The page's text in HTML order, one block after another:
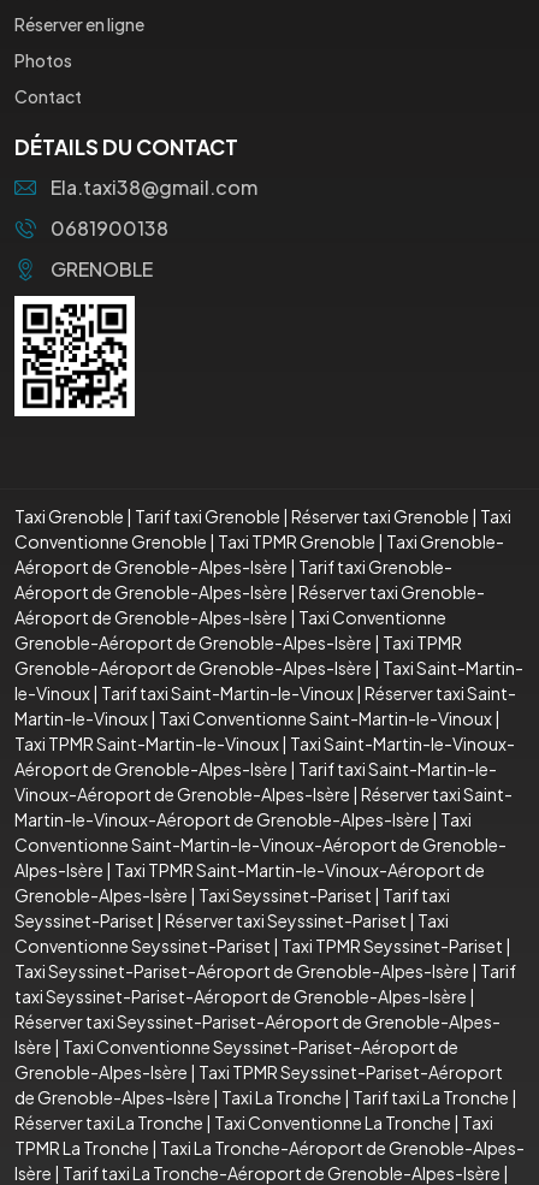
Réserver en ligne
Photos
Contact
DÉTAILS DU CONTACT
Ela.taxi38@gmail.com
0681900138
GRENOBLE
Taxi Grenoble | Tarif taxi Grenoble | Réserver taxi Grenoble | Taxi
Conventionne Grenoble | Taxi TPMR Grenoble | Taxi Grenoble-
Aéroport de Grenoble-Alpes-Isère | Tarif taxi Grenoble-
Aéroport de Grenoble-Alpes-Isère | Réserver taxi Grenoble-
Aéroport de Grenoble-Alpes-Isère | Taxi Conventionne
Grenoble-Aéroport de Grenoble-Alpes-Isère | Taxi TPMR
Grenoble-Aéroport de Grenoble-Alpes-Isère | Taxi Saint-Martin-
le-Vinoux| Tarif taxi Saint-Martin-le-Vinoux| Réserver taxi Saint-
Martin-le-Vinoux| Taxi Conventionne Saint-Martin-le-Vinoux|
Taxi TPMR Saint-Martin-le-Vinoux| Taxi Saint-Martin-le-Vinoux-
Aéroport de Grenoble-Alpes-Isère | Tarif taxi Saint-Martin-le-
Vinoux-Aéroport de Grenoble-Alpes-Isère | Réserver taxi Saint-
Martin-le-Vinoux-Aéroport de Grenoble-Alpes-Isère | Taxi
Conventionne Saint-Martin-le-Vinoux-Aéroport de Grenoble-
Alpes-Isère | Taxi TPMR Saint-Martin-le-Vinoux-Aéroport de
Grenoble-Alpes-Isère | Taxi Seyssinet-Pariset | Tarif taxi
Seyssinet-Pariset | Réserver taxi Seyssinet-Pariset | Taxi
Conventionne Seyssinet-Pariset | Taxi TPMR Seyssinet-Pariset |
Taxi Seyssinet-Pariset-Aéroport de Grenoble-Alpes-Isère | Tarif
taxi Seyssinet-Pariset-Aéroport de Grenoble-Alpes-Isère |
Réserver taxi Seyssinet-Pariset-Aéroport de Grenoble-Alpes-
Isère | Taxi Conventionne Seyssinet-Pariset-Aéroport de
Grenoble-Alpes-Isère | Taxi TPMR Seyssinet-Pariset-Aéroport
de Grenoble-Alpes-Isère | Taxi La Tronche | Tarif taxi La Tronche |
Réserver taxi La Tronche | Taxi Conventionne La Tronche | Taxi
TPMR La Tronche | Taxi La Tronche-Aéroport de Grenoble-Alpes-
Isère | Tarif taxi La Tronche-Aéroport de Grenoble-Alpes-Isère |